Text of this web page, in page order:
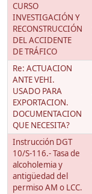
CURSO
INVESTIGACIÓN Y
RECONSTRUCCIÓN
DEL ACCIDENTE
DE TRÁFICO
Re: ACTUACION
ANTE VEHI.
USADO PARA
EXPORTACION.
DOCUMENTACION
QUE NECESITA?
Instrucción DGT
10/S-116.- Tasa de
alcoholemia y
antigüedad del
permiso AM o LCC.